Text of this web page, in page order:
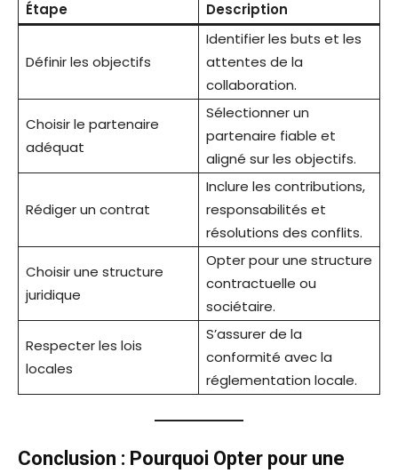
Étape Description
Définir les objectifs
Identifier les buts et les
attentes de la
collaboration.
Choisir le partenaire
adéquat
Sélectionner un
partenaire fiable et
aligné sur les objectifs.
Rédiger un contrat
Inclure les contributions,
responsabilités et
résolutions des conflits.
Choisir une structure
juridique
Opter pour une structure
contractuelle ou
sociétaire.
Respecter les lois
locales
S’assurer de la
conformité avec la
réglementation locale.
Conclusion : Pourquoi Opter pour une